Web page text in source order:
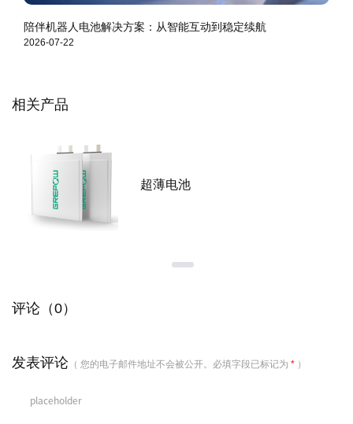
陪伴机器人电池解决方案：从智能互动到稳定续航
2026-07-22
相关产品
超薄电池
评论（0）
发表评论 （ 您的电子邮件地址不会被公开。必填字段已标记为 * ）